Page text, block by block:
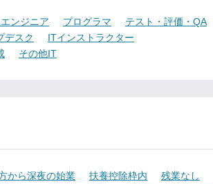
ンジニア プログラマ
テスト・評価・QA
デスク
ITインストラクター
その他IT
から深夜の始業 扶養控除枠内
残業なし